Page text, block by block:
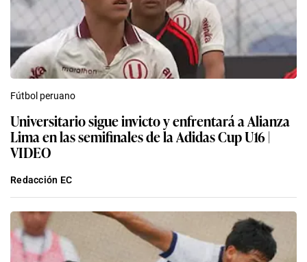
Fútbol peruano
Universitario sigue invicto y enfrentará a Alianza
Lima en las semifinales de la Adidas Cup U16 |
VIDEO
Redacción EC